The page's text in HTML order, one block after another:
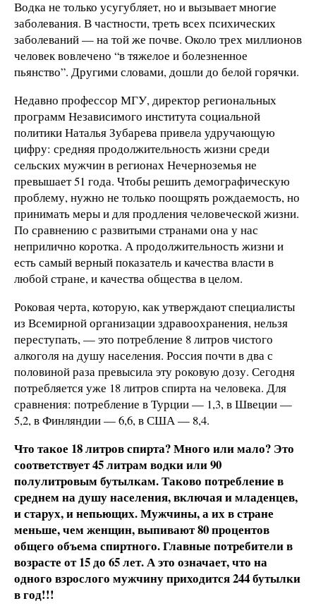
Водка не только усугубляет, но и вызывает многие
заболевания. В частности, треть всех психических
заболеваний — на той же почве. Около трех миллионов
человек вовлечено “в тяжелое и болезненное
пьянство”. Другими словами, дошли до белой горячки.
Недавно профессор МГУ, директор региональных
программ Независимого института социальной
политики Наталья Зубарева привела удручающую
цифру: средняя продолжительность жизни среди
сельских мужчин в регионах Нечерноземья не
превышает 51 года. Чтобы решить демографическую
проблему, нужно не только поощрять рождаемость, но
принимать меры и для продления человеческой жизни.
По сравнению с развитыми странами она у нас
неприлично коротка. А продолжительность жизни и
есть самый верный показатель и качества власти в
любой стране, и качества общества в целом.
Роковая черта, которую, как утверждают специалисты
из Всемирной организации здравоохранения, нельзя
переступать, — это потребление 8 литров чистого
алкоголя на душу населения. Россия почти в два с
половиной раза превысила эту роковую дозу. Сегодня
потребляется уже 18 литров спирта на человека. Для
сравнения: потребление в Турции — 1,3, в Швеции —
5,2, в Финляндии — 6,6, в США — 8,4.
Что такое 18 литров спирта? Много или мало? Это
соответствует 45литрам водки или 90
полулитровым бутылкам. Таково потребление в
среднем на душу населения, включая и младенцев,
и старух, инепьющих. Мужчины, а их в стране
меньше, чем женщин, выпивают 80процентов
общего объема спиртного. Главные потребители в
возрасте от 15 до 65 лет. А это означает, что на
одного взрослого мужчину приходится 244 бутылки
в год!!!